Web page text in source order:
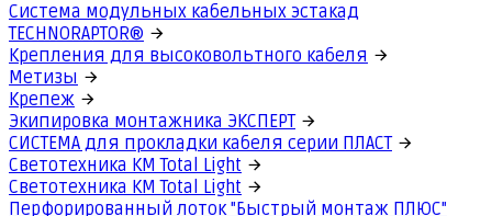
Система модульных кабельных эстакад
TECHNORAPTOR®
Крепления для высоковольтного кабеля
Метизы
Крепеж
Экипировка монтажника ЭКСПЕРТ
СИСТЕМА для прокладки кабеля серии ПЛАСТ
Светотехника КМ Total Light
Светотехника КМ Total Light
Перфорированный лоток "Быстрый монтаж ПЛЮС"